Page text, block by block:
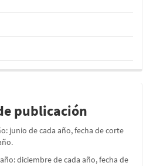
publicación
junio de cada año, fecha de corte
diciembre de cada año, fecha de